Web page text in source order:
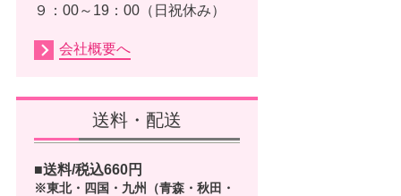
９：00～19：00（日祝休み）
会社概要へ
送料・配送
■送料/税込660円
※東北・四国・九州（青森・秋田・